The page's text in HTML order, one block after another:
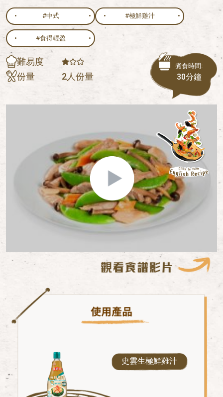
#中式 #極鮮雞汁
#食得輕盈
難易度
份量
2人份量
煮食時間:
30分鐘
史雲生極鮮雞汁